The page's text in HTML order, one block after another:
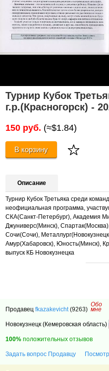
Турнир Кубок
г.р.(Красногорск) -
150 руб. (≈$1.84)
В корзину
Описание
Турнир Кубок Третьяка среди
неофициальная программа,
СКА(Санкт-Петербург), Академия
Джуниверс(Минск),
Сочи(Сочи), Металлург(Новокузнецк
Амур(Хабаровск), Юность(Минск),
выпуск КБ Новокузнецка
Продавецfkazakevicht (9263)
Обо
мне
Новокузнецк (Кемеровская область)
100% положительных отзывов
Задать вопрос Продавцу